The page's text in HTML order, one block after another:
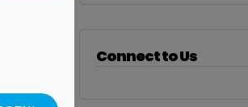
Connect to Us